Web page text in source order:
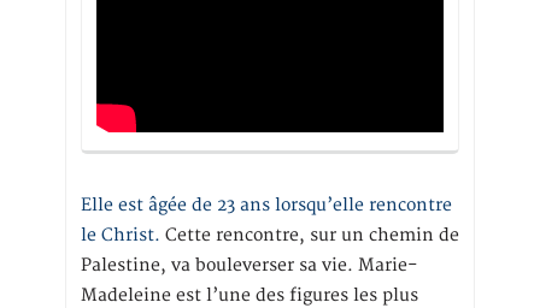
Elle est âgée de 23 ans lorsqu’elle rencontre
le Christ. Cette rencontre, sur un chemin de
Palestine, va bouleverser sa vie. Marie-
Madeleine est l’une des figures les plus